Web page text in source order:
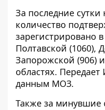
За последние
количество
зарегистрировано
Полтавской (1060),
Запорожской (906)
областях. Передает
данным МОЗ.
Также за минувшие